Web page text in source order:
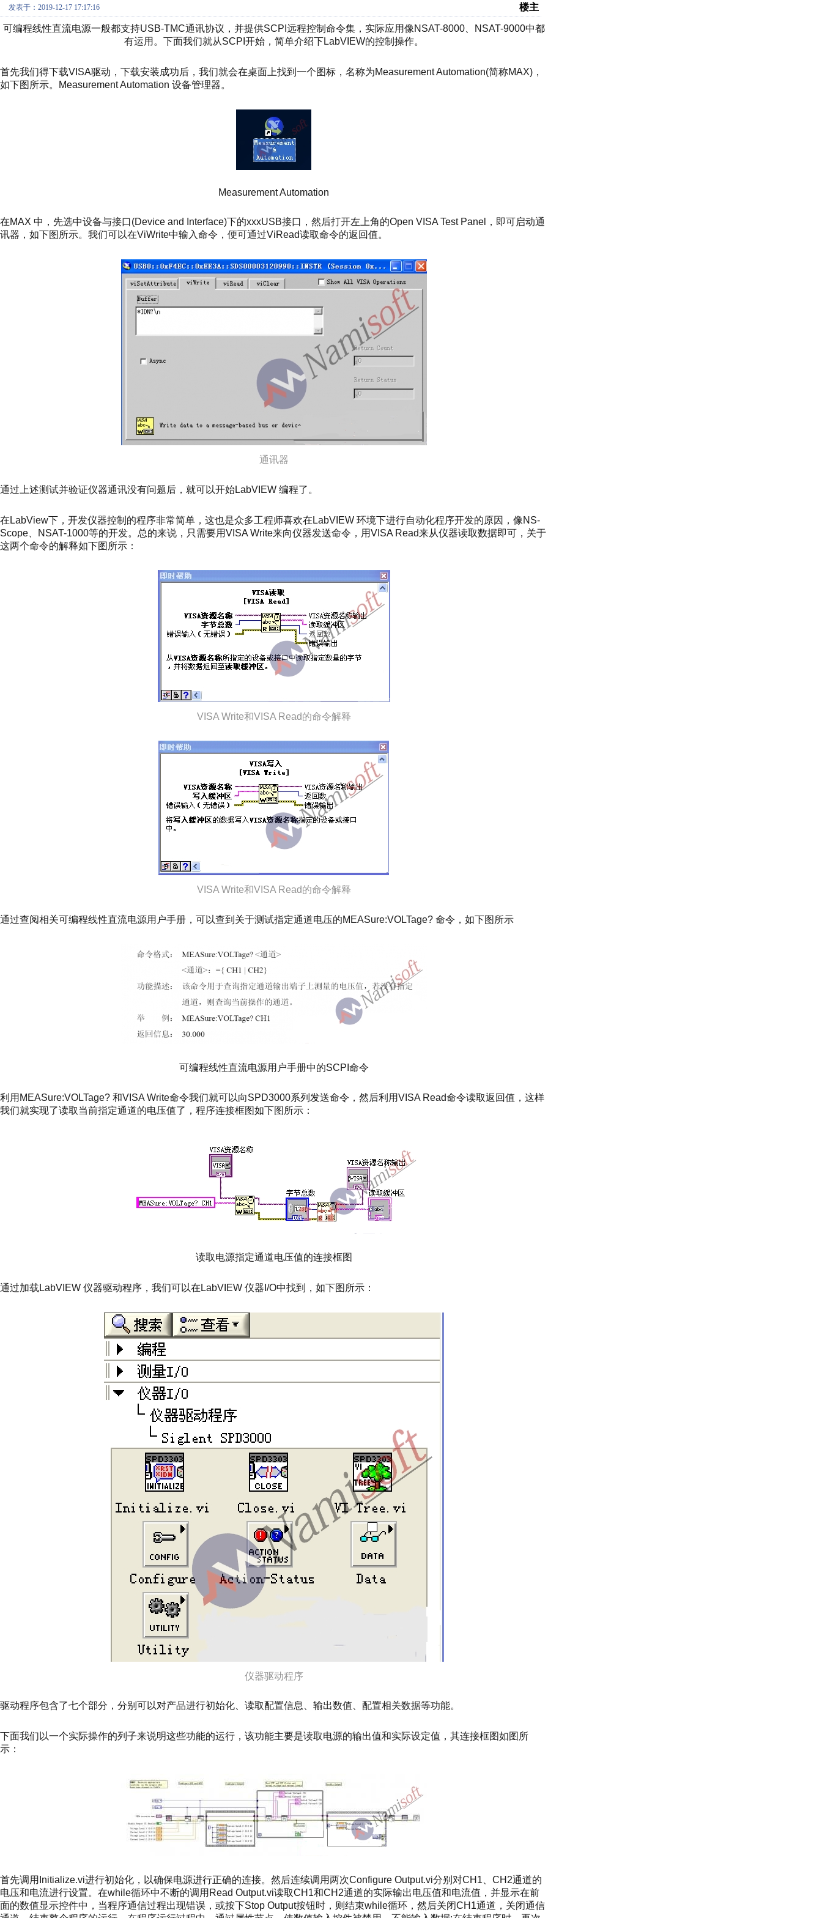
发表于：2019-12-17 17:17:16 楼主
可编程线性直流电源一般都支持USB-TMC通讯协议，并提供SCPI远程控制命令集，实际应用像NSAT-8000、NSAT-9000中都
有运用。下面我们就从SCPI开始，简单介绍下LabVIEW的控制操作。
首先我们得下载VISA驱动，下载安装成功后，我们就会在桌面上找到一个图标，名称为Measurement Automation(简称MAX)，
如下图所示。Measurement Automation 设备管理器。
Measurement Automation
在MAX 中，先选中设备与接口(Device and Interface)下的xxxUSB接口，然后打开左上角的Open VISA Test Panel，即可启动通
讯器，如下图所示。我们可以在ViWrite中输入命令，便可通过ViRead读取命令的返回值。
通讯器
通过上述测试并验证仪器通讯没有问题后，就可以开始LabVIEW 编程了。
在LabView下，开发仪器控制的程序非常简单，这也是众多工程师喜欢在LabVIEW 环境下进行自动化程序开发的原因，像NS-
Scope、NSAT-1000等的开发。总的来说，只需要用VISA Write来向仪器发送命令，用VISA Read来从仪器读取数据即可，关于
这两个命令的解释如下图所示：
VISA Write和VISA Read的命令解释
VISA Write和VISA Read的命令解释
通过查阅相关可编程线性直流电源用户手册，可以查到关于测试指定通道电压的MEASure:VOLTage? 命令，如下图所示
可编程线性直流电源用户手册中的SCPI命令
利用MEASure:VOLTage? 和VISA Write命令我们就可以向SPD3000系列发送命令，然后利用VISA Read命令读取返回值，这样
我们就实现了读取当前指定通道的电压值了，程序连接框图如下图所示：
读取电源指定通道电压值的连接框图
通过加载LabVIEW 仪器驱动程序，我们可以在LabVIEW 仪器I/O中找到，如下图所示：
仪器驱动程序
驱动程序包含了七个部分，分别可以对产品进行初始化、读取配置信息、输出数值、配置相关数据等功能。
下面我们以一个实际操作的列子来说明这些功能的运行，该功能主要是读取电源的输出值和实际设定值，其连接框图如图所
示：
首先调用Initialize.vi进行初始化，以确保电源进行正确的连接。然后连续调用两次Configure Output.vi分别对CH1、CH2通道的
电压和电流进行设置。在while循环中不断的调用Read Output.vi读取CH1和CH2通道的实际输出电压值和电流值，并显示在前
面的数值显示控件中，当程序通信过程出现错误，或按下Stop Output按钮时，则结束while循环，然后关闭CH1通道，关闭通信